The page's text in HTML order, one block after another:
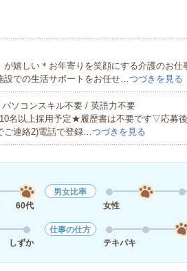
が嬉しい＊お年寄りを笑顔にする介護のお仕
設での生活サポートをお任せ…つづきを見る
ソコンスキル不要 / 英語力不要
名以上採用予定★履歴書は不要です▽応募後
ご連絡2)電話で登録…つづきを見る
60代
男女比率
女性
しずか
仕事の仕方
テキパキ